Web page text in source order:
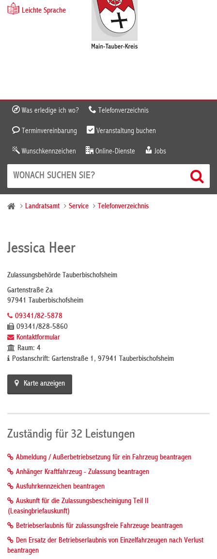
Leichte Sprache
Was erledige ich wo? Telefonverzeichnis
Terminvereinbarung Veranstaltung buchen
Wunschkennzeichen Online-Dienste Jobs
Landratsamt Service Telefonverzeichnis
Jessica Heer
Zulassungsbehörde Tauberbischofsheim
Gartenstraße 2a
97941 Tauberbischofsheim
09341/82-5878
09341/828-5860
Kontaktformular
Raum: 4
Postanschrift: Gartenstraße 1, 97941 Tauberbischofsheim
Karte anzeigen
Zuständig für 32 Leistungen
Abmeldung / Außerbetriebsetzung für ein Fahrzeug beantragen
Anhänger Kraftfahrzeug - Zulassung beantragen
Ausfuhrkennzeichen beantragen
Auskunft für die Zulassungsbescheinigung Teil II
(Leasingbriefauskunft)
Betriebserlaubnis für zulassungsfreie Fahrzeuge beantragen
Den Ersatz der Betriebserlaubnis von Einzelfahrzeugen nach Verlust
beantragen